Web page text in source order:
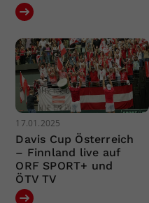
17.01.2025
Davis Cup Österreich
– Finnland live auf
ORF SPORT+ und
ÖTV TV